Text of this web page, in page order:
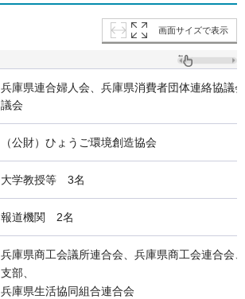
画面サイズで表示
兵庫県連合婦人会、兵庫県消費者団体連絡協議
議会
（公財）ひょうご環境創造協会
大学教授等 3名
報道機関 2名
兵庫県商工会議所連合会、兵庫県商工会連合会
支部、
兵庫県生活協同組合連合会